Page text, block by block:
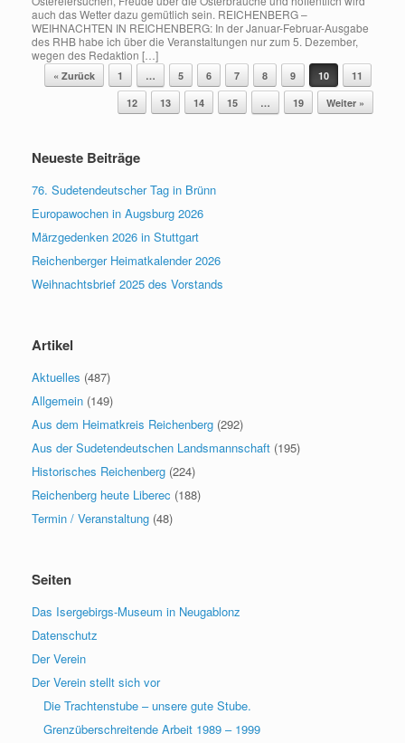
auch das Wetter dazu gemütlich sein. REICHENBERG –
WEIHNACHTEN IN REICHENBERG: In der Januar-Februar-Ausgabe
des RHB habe ich über die Veranstaltungen nur zum 5. Dezember,
wegen des Redaktion […]
Beitragsnavigation
« Zurück 1 … 5 6 7 8 9 10
11
12
13 14 15 … 19 Weiter »
Neueste Beiträge
76. Sudetendeutscher Tag in Brünn
Europawochen in Augsburg 2026
Märzgedenken 2026 in Stuttgart
Reichenberger Heimatkalender 2026
Weihnachtsbrief 2025 des Vorstands
Artikel
Aktuelles (487)
Allgemein (149)
Aus dem Heimatkreis Reichenberg (292)
Aus der Sudetendeutschen Landsmannschaft (195)
Historisches Reichenberg (224)
Reichenberg heute Liberec (188)
Termin / Veranstaltung (48)
Seiten
Das Isergebirgs-Museum in Neugablonz
Datenschutz
Der Verein
Der Verein stellt sich vor
Die Trachtenstube – unsere gute Stube.
Grenzüberschreitende Arbeit 1989 – 1999